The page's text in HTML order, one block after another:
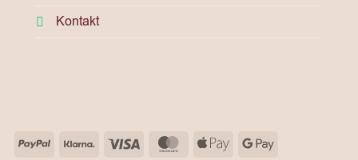
Kontakt
PayPalKlarna Visa MasterCard
Apple
Google